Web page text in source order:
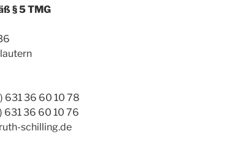
§ 5 TMG
631 36 60 10 78
631 36 60 10 76
schilling.de